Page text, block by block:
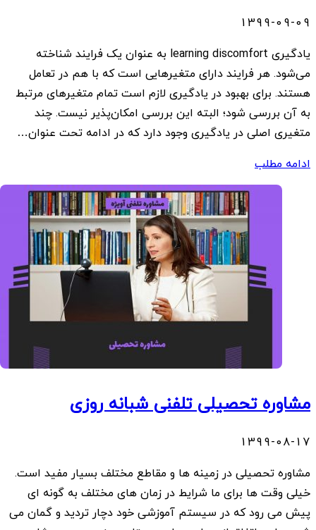
1399-09-09
یادگیری learning discomfort به عنوان یک فرایند شناخته
می‌شود. هر فرایند دارای متغیرهایی است که با هم در تعامل
هستند. برای بهبود در یادگیری لازم است تمام متغیرهای مرتبط
به آن بررسی شود؛ البته این بررسی امکان‌پذیر نیست. چند
متغیری اصلی در یادگیری وجود دارد که در ادامه تحت عنوان…
ادامه مطلب
مشاوره تحصیلی تلفنی شبانه روزی
1399-08-17
مشاوره تحصیلی در زمینه ها و مقاطع مختلف بسیار مفید است.
خیلی وقت ها برای ما شرایط در زمان های مختلف به گونه ای
پیش می رود که در سیستم آموزشی خود دچار تردید و گمان می